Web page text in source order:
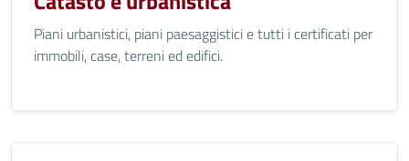
Piani urbanistici, piani paesaggistici e tutti i certificati per
immobili, case, terreni ed edifici.